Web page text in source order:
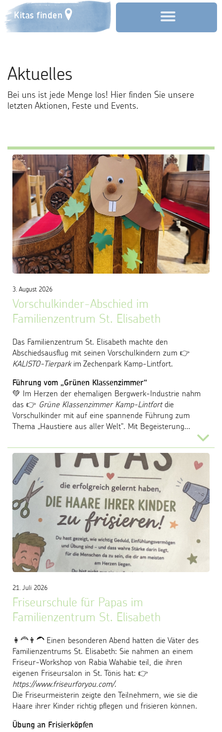
Kitas finden
Aktuelles
Familienzentrum
Förderverein
Kontakt
Trägergesellschaft
Aktuelles
Bei uns ist jede Menge los! Hier finden Sie unsere
letzten Aktionen, Feste und Events.
Vorschulkinder-Abschied im
Familienzentrum St. Elisabeth
3. August 2026
Das Familienzentrum St. Elisabeth machte den
Abschiedsausflug mit seinen Vorschulkindern zum 👉
KALISTO-Tierparkim Zechenpark Kamp-Lintfort.
Führung vom „Grünen Klassenzimmer“
💚 Im Herzen der ehemaligen Bergwerk-Industrie nahm
das 👉 Grüne Klassenzimmer Kamp-Lintfortdie
Vorschulkinder mit auf eine spannende Führung zum
Thema „Haustiere aus aller Welt“. Mit Begeisterung...
Friseurschule für Papas im
Familienzentrum St. Elisabeth
21. Juli 2026
👩‍🦰👨‍🦱 Einen besonderen Abend hatten die Väter des
Familienzentrums St. Elisabeth: Sie nahmen an einem
Friseur-Workshop von Rabia Wahabie teil, die ihren
eigenen Friseursalon in St. Tönis hat: 👉
https://www.friseurforyou.com/.
Die Friseurmeisterin zeigte den Teilnehmern, wie sie die
Haare ihrer Kinder richtig pflegen und frisieren können.
Übung an Frisierköpfen